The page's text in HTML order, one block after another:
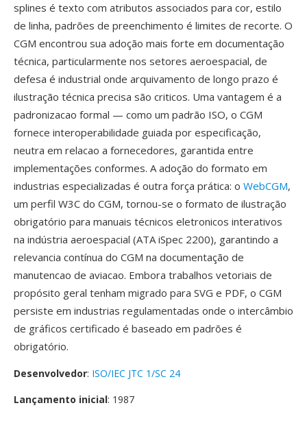
splines é texto com atributos associados para cor, estilo
de linha, padrões de preenchimento é limites de recorte. O
CGM encontrou sua adoção mais forte em documentação
técnica, particularmente nos setores aeroespacial, de
defesa é industrial onde arquivamento de longo prazo é
ilustração técnica precisa são criticos. Uma vantagem é a
padronizacao formal — como um padrão ISO, o CGM
fornece interoperabilidade guiada por especificação,
neutra em relacao a fornecedores, garantida entre
implementações conformes. A adoção do formato em
industrias especializadas é outra força prática: o WebCGM,
um perfil W3C do CGM, tornou-se o formato de ilustração
obrigatório para manuais técnicos eletronicos interativos
na indústria aeroespacial (ATA iSpec 2200), garantindo a
relevancia contínua do CGM na documentação de
manutencao de aviacao. Embora trabalhos vetoriais de
propósito geral tenham migrado para SVG e PDF, o CGM
persiste em industrias regulamentadas onde o intercâmbio
de gráficos certificado é baseado em padrões é
obrigatório.
Desenvolvedor: ISO/IEC JTC 1/SC 24
Lançamento inicial: 1987